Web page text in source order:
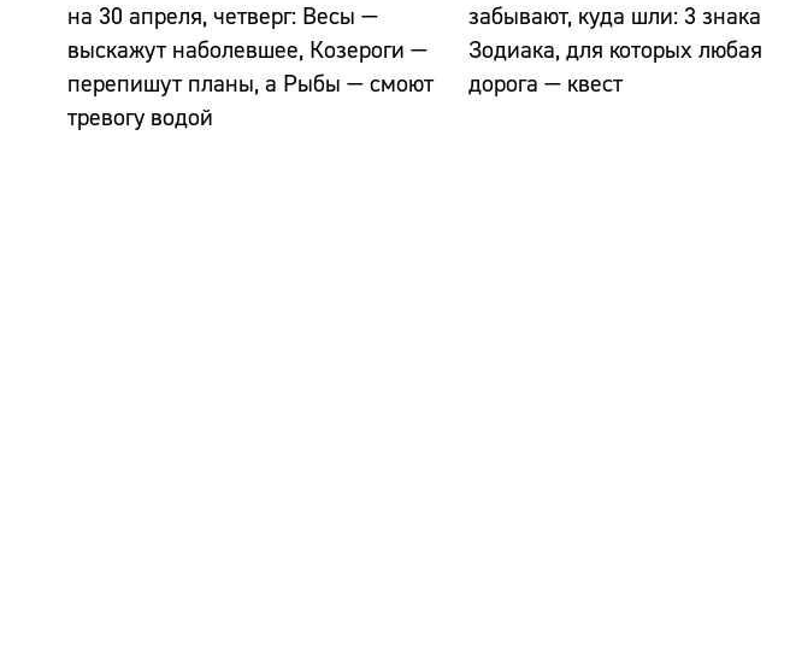
на 30 апреля, четверг: Весы —
выскажут наболевшее, Козероги —
перепишут планы, а Рыбы — смоют
тревогу водой
забывают, куда шли: 3 знака
Зодиака, для которых любая
дорога — квест